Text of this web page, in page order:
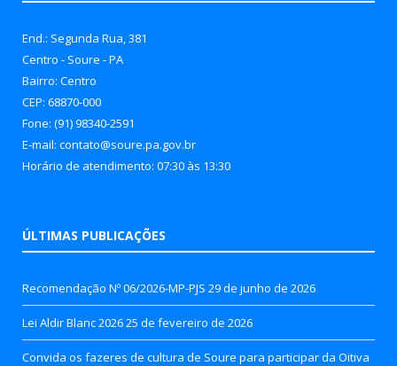
End.: Segunda Rua, 381
Centro - Soure - PA
Bairro: Centro
CEP: 68870-000
Fone: (91) 98340-2591
E-mail: contato@soure.pa.gov.br
Horário de atendimento: 07:30 às 13:30
ÚLTIMAS PUBLICAÇÕES
Recomendação Nº 06/2026-MP-PJS 29 de junho de 2026
Lei Aldir Blanc 202625 de fevereiro de 2026
Convida os fazeres de cultura de Soure para participar da Oitiva